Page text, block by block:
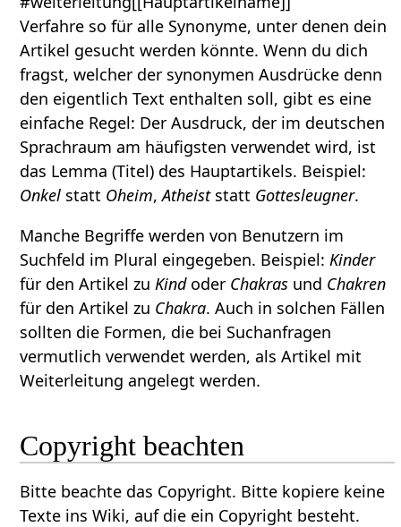
Verfahre so für alle Synonyme, unter denen dein
Artikel gesucht werden könnte. Wenn du dich
fragst, welcher der synonymen Ausdrücke denn
den eigentlich Text enthalten soll, gibt es eine
einfache Regel: Der Ausdruck, der im deutschen
Sprachraum am häufigsten verwendet wird, ist
das Lemma (Titel) des Hauptartikels. Beispiel:
Onkel statt Oheim,Atheiststatt Gottesleugner.
Manche Begriffe werden von Benutzern im
Suchfeld im Plural eingegeben. Beispiel:Kinder
für den Artikel zuKindoder Chakras und Chakren
für den Artikel zu Chakra. Auch in solchen Fällen
sollten die Formen, die bei Suchanfragen
vermutlich verwendet werden, als Artikel mit
Weiterleitung angelegt werden.
Copyright beachten
Bitte beachte das Copyright. Bitte kopiere keine
Texte ins Wiki, auf die ein Copyright besteht.